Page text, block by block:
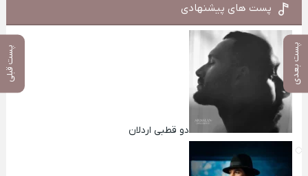
پست بعدی پست قبلی
پست های پیشنهادی
دو قطبی اردلان